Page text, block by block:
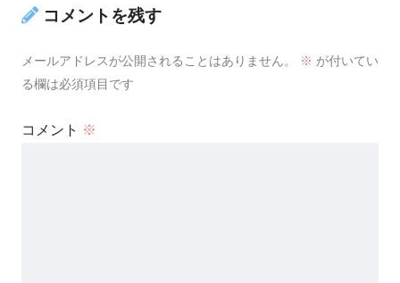
コメントを残す
メールアドレスが公開されることはありません。 ※ が付いてい
る欄は必須項目です
コメント ※